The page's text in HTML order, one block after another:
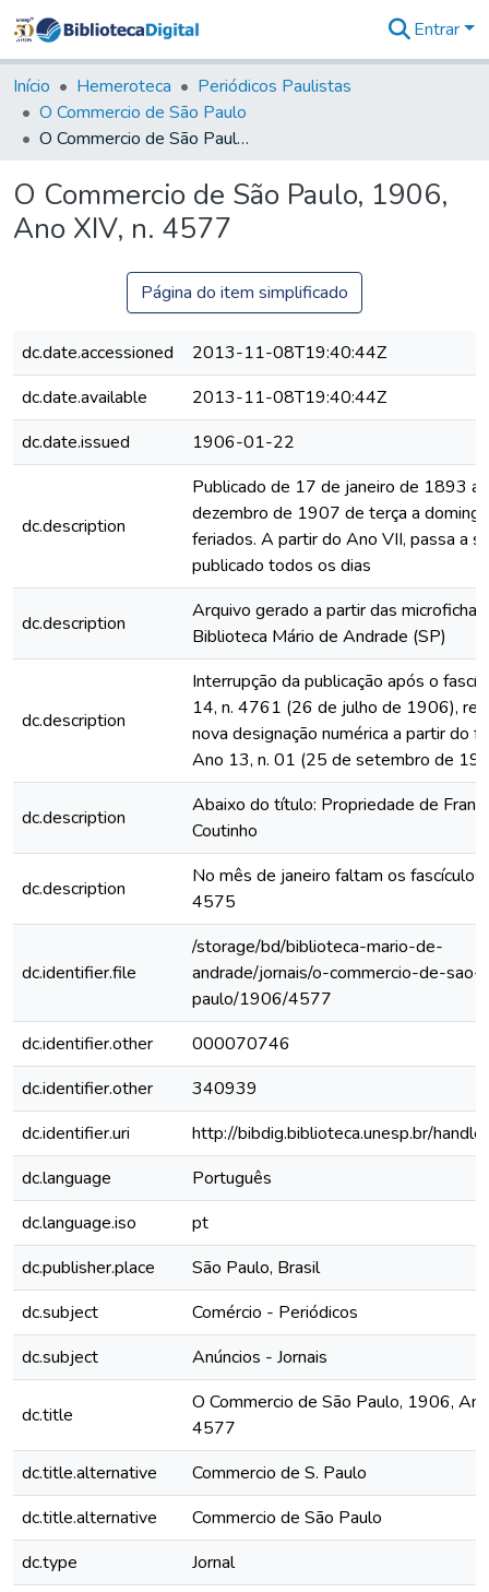
&
Coleções
Tudo na
Biblioteca
Estatísticas
Entrar
Início Hemeroteca
Periódicos Paulistas
O Commercio de São Paulo
O Commercio de São Paulo, 1906, Ano XIV, n. 4577
O Commercio de São Paulo, 1906,
Ano XIV, n. 4577
Página do item simplificado
dc.date.accessioned
2013-11-08T19:40:44Z
dc.date.available
2013-11-08T19:40:44Z
dc.date.issued
1906-01-22
dc.description
Publicado de 17 de janeiro de 1893 a
dezembro de 1907 de terça a
feriados. A partir do Ano VII, passa a
publicado todos os dias
dc.description
Arquivo gerado a partir das
Biblioteca Mário de Andrade (SP)
dc.description
Interrupção da publicação após o
14, n. 4761 (26 de julho de 1906),
nova designação numérica a partir do
Ano 13, n. 01 (25 de setembro de
dc.description
Abaixo do título: Propriedade de
Coutinho
dc.description
No mês de janeiro faltam os
4575
dc.identifier.file
/storage/bd/biblioteca-mario-de-
andrade/jornais/o-commercio-de-sao-
paulo/1906/4577
dc.identifier.other
000070746
dc.identifier.other
340939
dc.identifier.uri
http://bibdig.biblioteca.unesp.br/
dc.language
Português
dc.language.iso
pt
dc.publisher.place
São Paulo, Brasil
dc.subject
Comércio - Periódicos
dc.subject
Anúncios - Jornais
dc.title
O Commercio de São Paulo, 1906,
4577
dc.title.alternative
Commercio de S. Paulo
dc.title.alternative
Commercio de São Paulo
dc.type
Jornal